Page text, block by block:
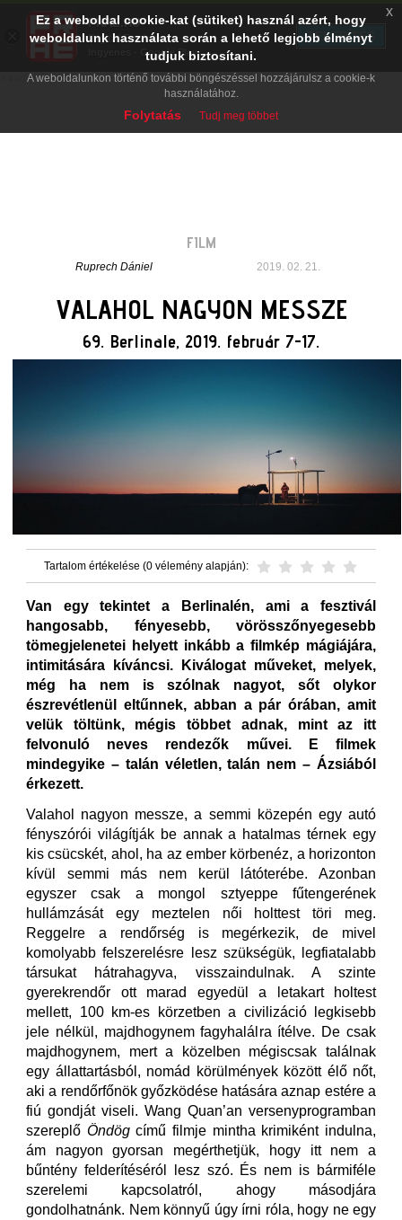
FILM
Ruprech Dániel 2019. 02. 21.
VALAHOL NAGYON MESSZE
69. Berlinale, 2019. február 7-17.
Tartalom értékelése (0 vélemény alapján):
Van egy tekintet a Berlinalén, ami a fesztivál
hangosabb, fényesebb, vörösszőnyegesebb
tömegjelenetei helyett inkább a filmkép mágiájára,
intimitására kíváncsi. Kiválogat műveket, melyek,
még ha nem is szólnak nagyot, sőt olykor
észrevétlenül eltűnnek, abban a pár órában, amit
velük töltünk, mégis többet adnak, mint az itt
felvonuló neves rendezők művei. E filmek
mindegyike – talán véletlen, talán nem – Ázsiából
érkezett.
Valahol nagyon messze, a semmi közepén egy autó
fényszórói világítják be annak a hatalmas térnek egy
kis csücskét, ahol, ha az ember körbenéz, a horizonton
kívül semmi más nem kerül látóterébe. Azonban
egyszer csak a mongol sztyeppe fűtengerének
hullámzását egy meztelen női holttest töri meg.
Reggelre a rendőrség is megérkezik, de mivel
komolyabb felszerelésre lesz szükségük, legfiatalabb
társukat hátrahagyva, visszaindulnak. A szinte
gyerekrendőr ott marad egyedül a letakart holtest
mellett, 100 km-es körzetben a civilizáció legkisebb
jele nélkül, majdhogynem fagyhalálra ítélve. De csak
majdhogynem, mert a közelben mégiscsak találnak
egy állattartásból, nomád körülmények között élő nőt,
aki a rendőrfőnök győzködése hatására aznap estére a
fiú gondját viseli. Wang Quan’an versenyprogramban
szereplő Öndögcímű filmje mintha krimiként indulna,
ám nagyon gyorsan megérthetjük, hogy itt nem a
bűntény felderítéséról lesz szó. És nem is bármiféle
szerelemi kapcsolatról, ahogy másodjára
gondolhatnánk. Nem könnyű úgy írni róla, hogy ne egy
Ez a weboldal cookie-kat (sütiket) használ azért, hogy
weboldalunk használata során a lehető legjobb élményt
tudjuk biztosítani.
A weboldalunkon történő további böngészéssel hozzájárulsz a cookie-k
használatához.
Folytatás Tudj meg többet
x
PRAE.HU
Digital Evolution
Ingyenes - Google Play
TELEPÍTÉS